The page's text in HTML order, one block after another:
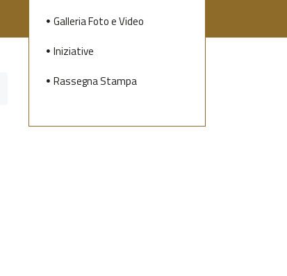
Galleria Foto e Video
Iniziative
Rassegna Stampa